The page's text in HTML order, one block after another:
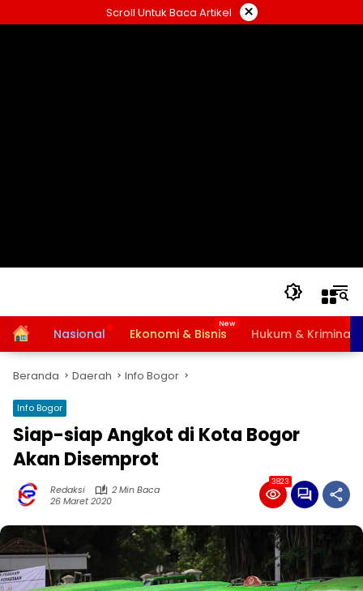
ke
Scroll Untuk Baca Artikel ×
HomeNasional Ekonomi & Bisnis Hukum & Kriminal
Beranda Daerah Info Bogor
Info Bogor
Siap-siap Angkot di Kota Bogor
Akan Disemprot
Redaksi
2 Min Baca
26 Maret 2020
3823